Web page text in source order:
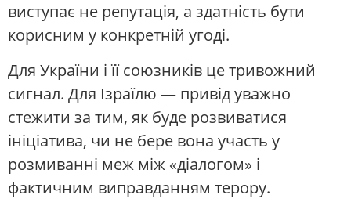
виступає не репутація, а здатність бути
корисним у конкретній угоді.
Для України і її союзників це тривожний
сигнал. Для Ізраїлю — привід уважно
стежити за тим, як буде розвиватися
ініціатива, чи не бере вона участь у
розмиванні меж між «діалогом» і
фактичним виправданням терору.